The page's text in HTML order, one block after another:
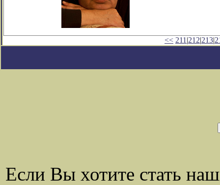
<< 211 |212|213|
Если Вы хотите стать